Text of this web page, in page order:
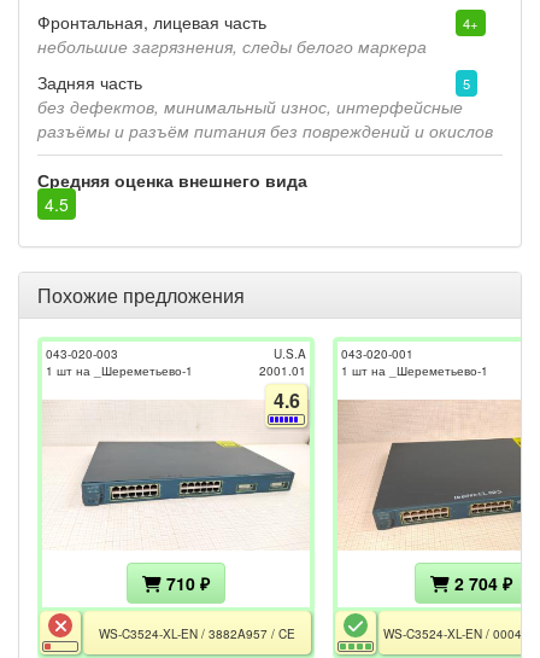
Фронтальная, лицевая часть
4+
небольшие загрязнения, следы белого маркера
Задняя часть
5
без дефектов, минимальный износ, интерфейсные
разъёмы и разъём питания без повреждений и окислов
Средняя оценка внешнего вида
4.5
Похожие предложения
043-020-003
1 шт на _Шереметьево-1
U.S.A
2001.01
4.6
710 ₽
WS-C3524-XL-EN / 3882A957 / CE
043-020-001
1 шт на _Шереметьево-1
2 704 ₽